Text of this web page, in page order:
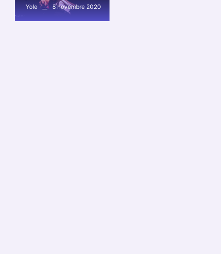
Yole 8 novembre 2020